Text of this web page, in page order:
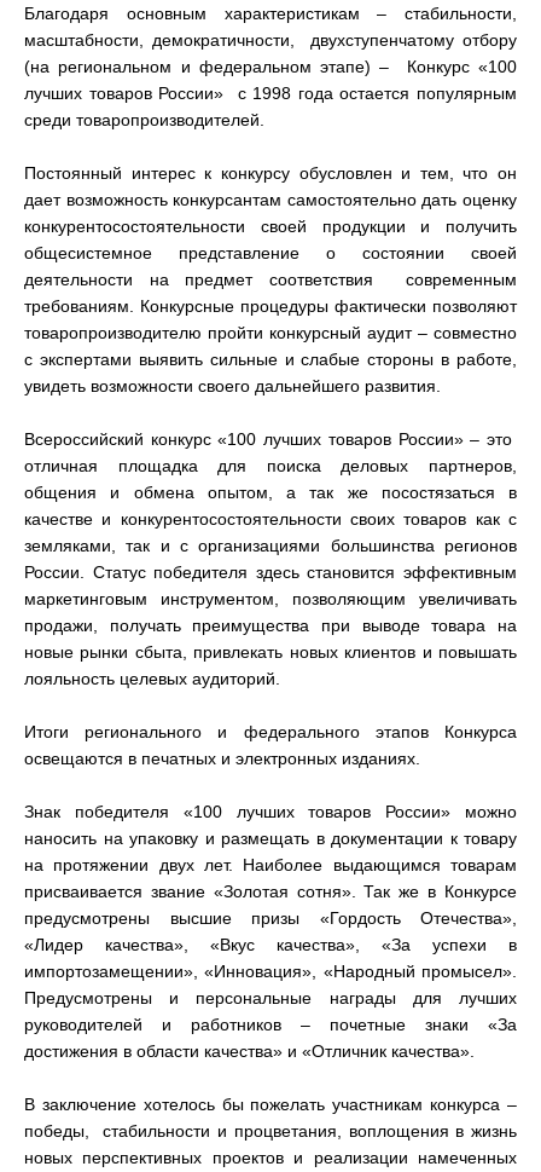
Благодаря основным характеристикам – стабильности,
масштабности, демократичности, двухступенчатому отбору
(на региональном и федеральном этапе) – Конкурс «100
лучших товаров России» с 1998 года остается популярным
среди товаропроизводителей.
Постоянный интерес к конкурсу обусловлен и тем, что он
дает возможность конкурсантам самостоятельно дать оценку
конкурентосостоятельности своей продукции и получить
общесистемное представление о состоянии своей
деятельности на предмет соответствия современным
требованиям. Конкурсные процедуры фактически позволяют
товаропроизводителю пройти конкурсный аудит – совместно
с экспертами выявить сильные и слабые стороны в работе,
увидеть возможности своего дальнейшего развития.
Всероссийский конкурс «100 лучших товаров России» – это
отличная площадка для поиска деловых партнеров,
общения и обмена опытом, а так же посостязаться в
качестве и конкурентосостоятельности своих товаров как с
земляками, так и с организациями большинства регионов
России. Статус победителя здесь становится эффективным
маркетинговым инструментом, позволяющим увеличивать
продажи, получать преимущества при выводе товара на
новые рынки сбыта, привлекать новых клиентов и повышать
лояльность целевых аудиторий.
Итоги регионального и федерального этапов Конкурса
освещаются в печатных и электронных изданиях.
Знак победителя «100 лучших товаров России» можно
наносить на упаковку и размещать в документации к товару
на протяжении двух лет. Наиболее выдающимся товарам
присваивается звание «Золотая сотня». Так же в Конкурсе
предусмотрены высшие призы «Гордость Отечества»,
«Лидер качества», «Вкус качества», «За успехи в
импортозамещении», «Инновация», «Народный промысел».
Предусмотрены и персональные награды для лучших
руководителей и работников – почетные знаки «За
достижения в области качества» и «Отличник качества».
В заключение хотелось бы пожелать участникам конкурса –
победы, стабильности и процветания, воплощения в жизнь
новых перспективных проектов и реализации намеченных